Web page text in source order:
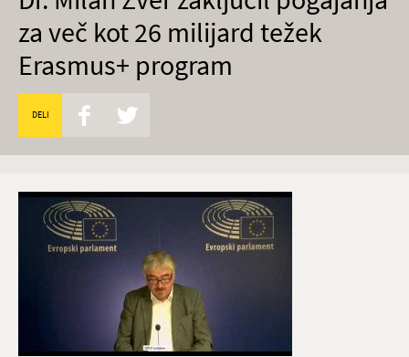
za več kot 26 milijard težek
Erasmus+ program
DELI